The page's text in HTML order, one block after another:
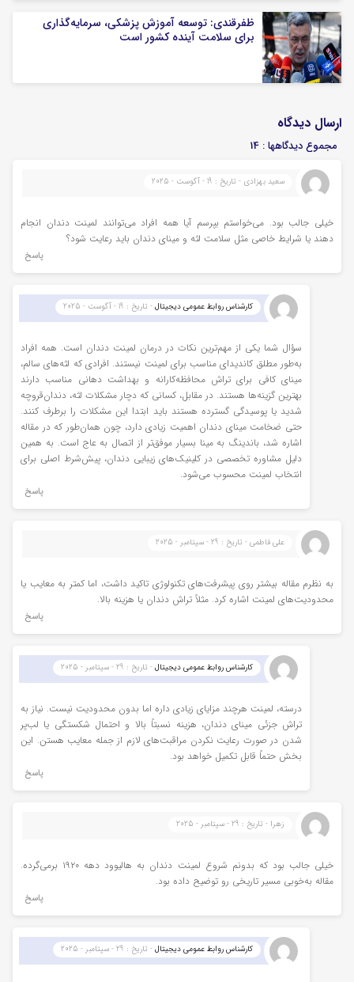
ظفرقندی: توسعه آموزش پزشکی، سرمایه‌گذاری
برای سلامت آینده کشور است
ارسال دیدگاه
مجموع دیدگاهها : 14
سعید بهزادی - تاریخ : 19 - آگوست - 2025
خیلی جالب بود. می‌خواستم بپرسم آیا همه افراد می‌توانند لمینت دندان انجام
دهند یا شرایط خاصی مثل سلامت لثه و مینای دندان باید رعایت شود؟
پاسخ
کارشناس روابط عمومی دیجیتال - تاریخ : 19 - آگوست - 2025
سؤال شما یکی از مهم‌ترین نکات در درمان لمینت دندان است. همه افراد
به‌طور مطلق کاندیدای مناسب برای لمینت نیستند. افرادی که لثه‌های سالم،
مینای کافی برای تراش محافظه‌کارانه و بهداشت دهانی مناسب دارند
بهترین گزینه‌ها هستند. در مقابل، کسانی که دچار مشکلات لثه، دندان‌قروچه
شدید یا پوسیدگی گسترده هستند باید ابتدا این مشکلات را برطرف کنند.
حتی ضخامت مینای دندان اهمیت زیادی دارد، چون همان‌طور که در مقاله
اشاره شد، باندینگ به مینا بسیار موفق‌تر از اتصال به عاج است. به همین
دلیل مشاوره تخصصی در کلینیک‌های زیبایی دندان، پیش‌شرط اصلی برای
انتخاب لمینت محسوب می‌شود.
پاسخ
علی فاطمی - تاریخ : 29 - سپتامبر - 2025
به نظرم مقاله بیشتر روی پیشرفت‌های تکنولوژی تاکید داشت، اما کمتر به معایب یا
محدودیت‌های لمینت اشاره کرد. مثلاً تراش دندان یا هزینه بالا.
پاسخ
کارشناس روابط عمومی دیجیتال - تاریخ : 29 - سپتامبر - 2025
درسته، لمینت هرچند مزایای زیادی داره اما بدون محدودیت نیست. نیاز به
تراش جزئی مینای دندان، هزینه نسبتاً بالا و احتمال شکستگی یا لب‌پر
شدن در صورت رعایت نکردن مراقبت‌های لازم از جمله معایب هستن. این
بخش حتماً قابل تکمیل خواهد بود.
پاسخ
زهرا - تاریخ : 29 - سپتامبر - 2025
خیلی جالب بود که بدونم شروع لمینت دندان به هالیوود دهه ۱۹۲۰ برمی‌گرده.
مقاله به‌خوبی مسیر تاریخی رو توضیح داده بود.
پاسخ
کارشناس روابط عمومی دیجیتال - تاریخ : 29 - سپتامبر - 2025